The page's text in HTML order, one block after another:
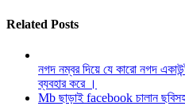
Related Posts
নগদ নম্বর দিয়ে যে কারো নগদ
ব্যবহার করে ।
Mb ছাড়াই facebook চালান